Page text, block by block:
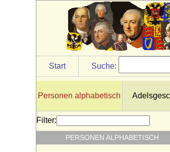
Start Suche:
Personen alphabetisch
Filter:
PERSONEN ALPHABETISCH
Ruprecht, König (Ruprecht III. von
Pfalz)
* 05.05.1352; + 18.05.1410
Ruprecht I. von der Pfalz (Ruprecht
Rote von der Pfalz)
* 09.06.1309; + 16.02.1390
Ruprecht I. von Schlesien-Liegnitz
Ruprecht II. von der Pfalz
* 12.05.1325; + 06.01.1398
Ruprecht IV. von Virneburg
* 1377; + 1444
Ruprecht Pipan von der Pfalz
* 20.02.1375; + 25.01.1397